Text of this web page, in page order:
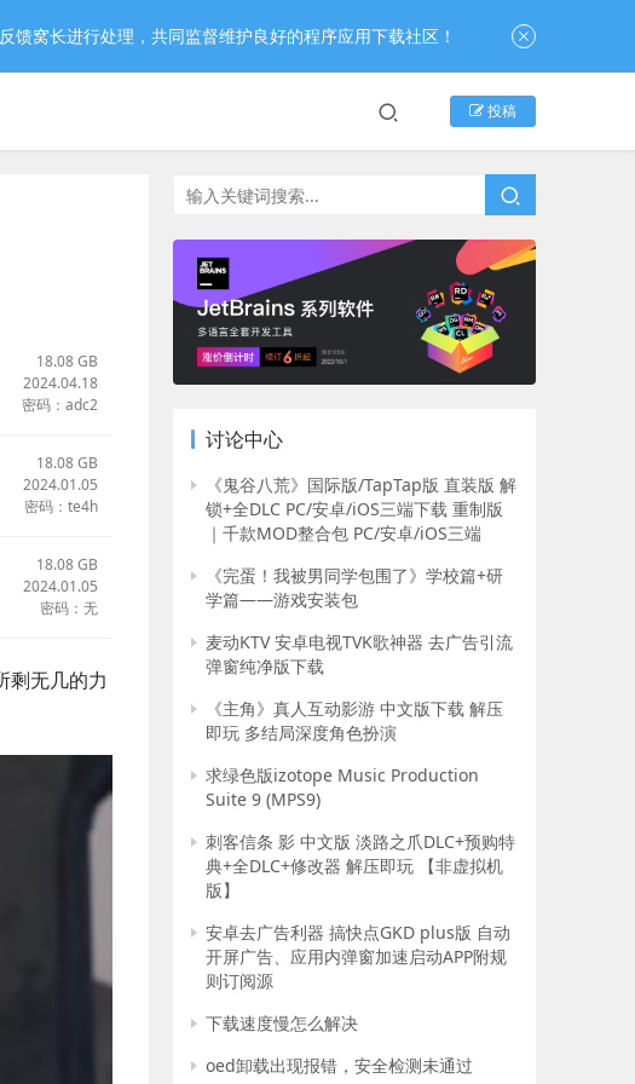
投稿
18.08 GB
2024.04.18
密码：adc2
18.08 GB
2024.01.05
密码：te4h
18.08 GB
2024.01.05
密码：无
剩无几的力
讨论中心
《鬼谷八荒》国际版/TapTap版 直装版 解
锁+全DLC PC/安卓/iOS三端下载 重制版
｜千款MOD整合包 PC/安卓/iOS三端
《完蛋！我被男同学包围了》学校篇+研
学篇——游戏安装包
麦动KTV 安卓电视TVK歌神器 去广告引流
弹窗纯净版下载
《主角》真人互动影游 中文版下载 解压
即玩 多结局深度角色扮演
求绿色版izotope Music Production
Suite 9 (MPS9)
刺客信条 影 中文版 淡路之爪DLC+预购特
典+全DLC+修改器 解压即玩 【非虚拟机
版】
安卓去广告利器 搞快点GKD plus版 自动
开屏广告、应用内弹窗加速启动APP附规
则订阅源
下载速度慢怎么解决
oed卸载出现报错，安全检测未通过
窝长进行处理，共同监督维护良好的程序应用下载社区！